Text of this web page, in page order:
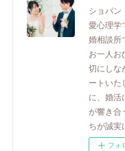
ショパン
愛心理学
婚相談所
お一人お
切にしな
ートいた
に、婚活
が響き合
ちが誠実
フォ